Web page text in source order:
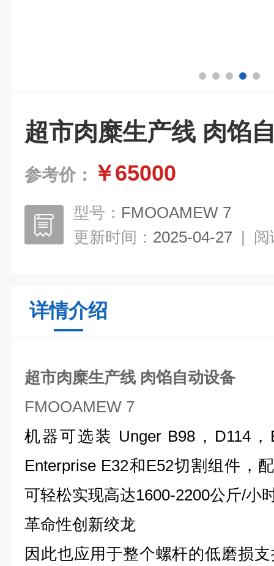
超市肉糜生产线 肉馅
参考价： ￥65000
型号： FMOOAMEW 7
更新时间： 2025-04-27 | 阅
详情介绍
超市肉糜生产线 肉馅自动设备
FMOOAMEW 7
机器可选装 Unger B98，D114
Enterprise E32和E52切割组件，
可轻松实现高达1600-2200公斤/小
革命性创新绞龙
因此也应用于整个螺杆的低磨损